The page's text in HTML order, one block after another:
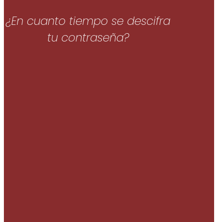
¿En cuanto tiempo se descifra
tu contraseña?